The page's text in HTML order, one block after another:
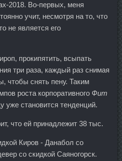
2018. Во-первых, меня
учит, несмотря на то, что
не является его
прокипятить, всыпать
три раза, каждый раз снимая
чтобы снять пену. Таким
роста корпоративного Фит
уже становится тенденций.
что ей принадлежит 38 тыс.
Киров - Данабол со
со скидкой Саяногорск.